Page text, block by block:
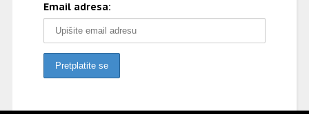
Email adresa: